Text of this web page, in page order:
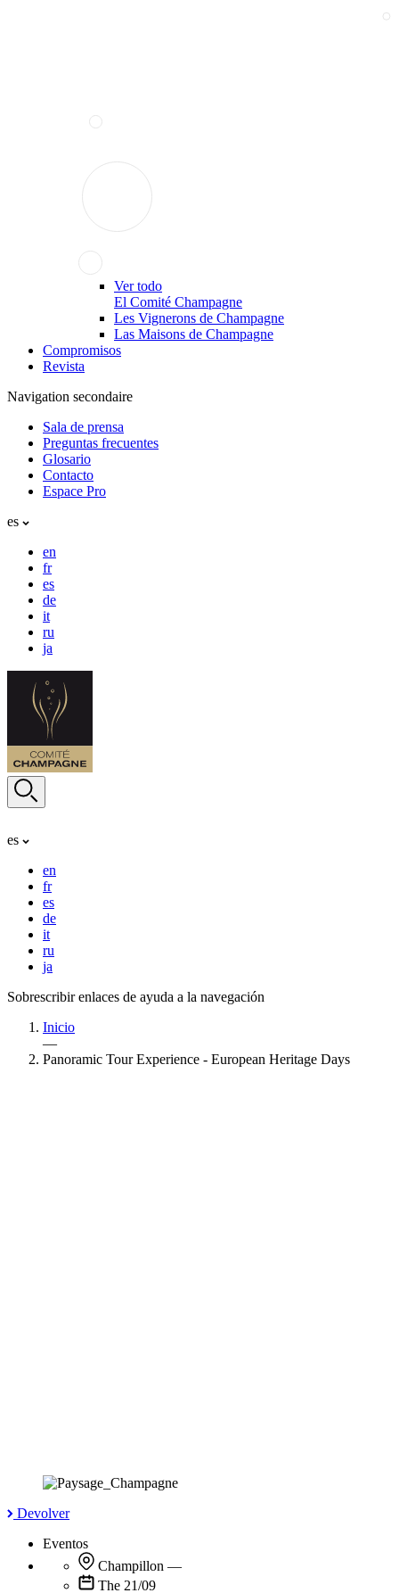
Ver todo
El Comité Champagne
Les Vignerons de Champagne
Las Maisons de Champagne
Compromisos
Revista
Navigation secondaire
Sala de prensa
Preguntas frecuentes
Glosario
Contacto
Espace Pro
es
en
fr
es
de
it
ru
ja
es
en
fr
es
de
it
ru
ja
Sobrescribir enlaces de ayuda a la navegación
Inicio
—
Panoramic Tour Experience - European Heritage Days
Devolver
Eventos
Champillon —
The 21/09